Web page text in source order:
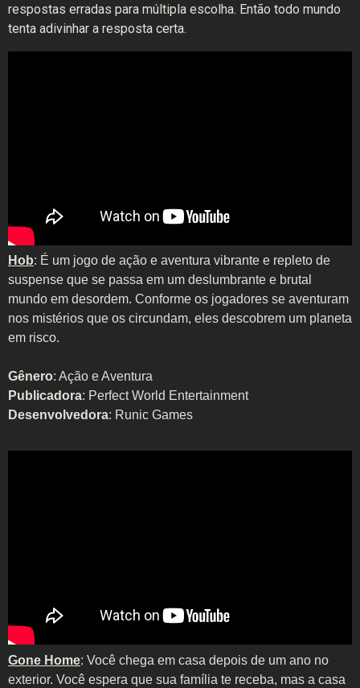
respostas erradas para múltipla escolha. Então todo mundo
tenta adivinhar a resposta certa.
Hob: É um jogo de ação e aventura vibrante e repleto de
suspense que se passa em um deslumbrante e brutal
mundo em desordem. Conforme os jogadores se aventuram
nos mistérios que os circundam, eles descobrem um planeta
em risco.
Gênero: Ação e Aventura
Publicadora: Perfect World Entertainment
Desenvolvedora: Runic Games
Gone Home: Você chega em casa depois de um ano no
exterior. Você espera que sua família te receba, mas a casa